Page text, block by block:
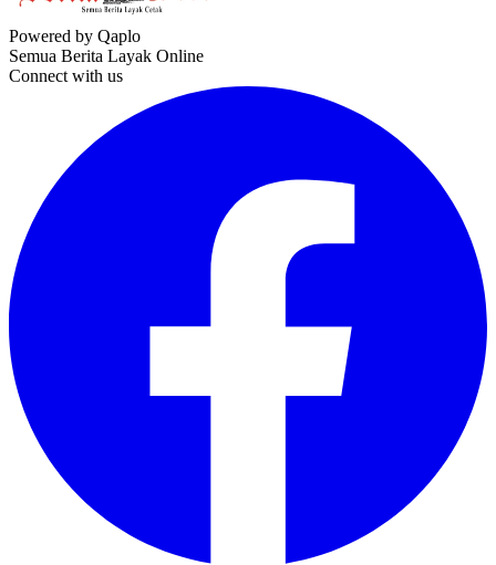
Powered by Qaplo
Semua Berita Layak Online
Connect with us